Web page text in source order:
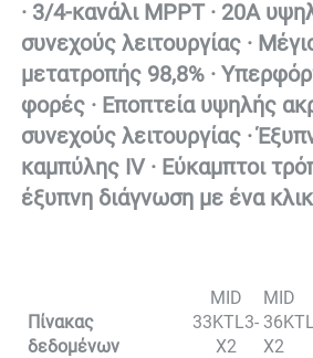
· 3/4-κανάλι MPPT · 20A
συνεχούς λειτουργίας ·
μετατροπής 98,8% ·
φορές · Εποπτεία υψηλής
συνεχούς λειτουργίας ·
καμπύλης IV · Εύκαμπτοι
έξυπνη διάγνωση με ένα κλικ
Πίνακας
δεδομένων
MID
33KTL3-
X2
MID
X2